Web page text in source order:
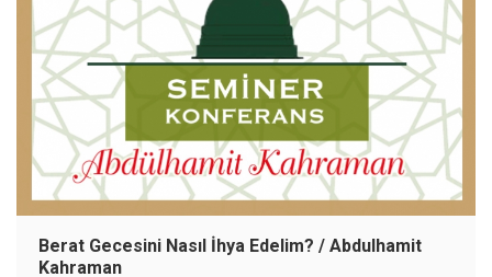
Berat Gecesini Nasıl İhya Edelim? / Abdulhamit
Kahraman